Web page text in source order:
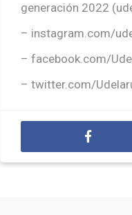
generación 2022
– instagram.com/
– facebook.com/
– twitter.com/